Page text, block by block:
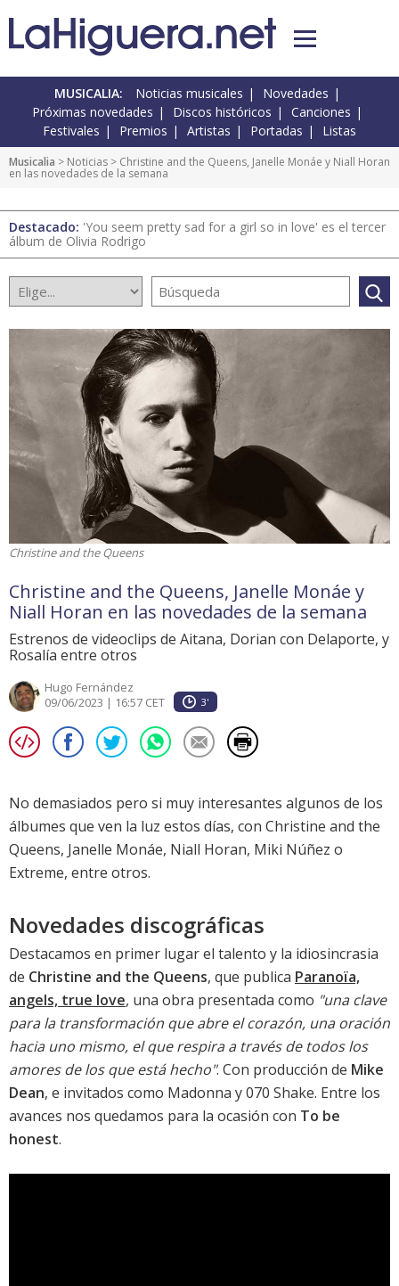
MUSICALIA: Noticias musicales
Novedades
Próximas novedades
Discos históricos
Canciones
Festivales
Premios Artistas Portadas Listas
Musicalia > Noticias > Christine and the Queens, Janelle Monáe y Niall Horan
en las novedades de la semana
Destacado: 'You seem pretty sad for a girl so in love' es el tercer
álbum de Olivia Rodrigo
Christine and the Queens
Christine and the Queens, Janelle Monáe y
Niall Horan en las novedades de la semana
Estrenos de videoclips de Aitana, Dorian con Delaporte, y
Rosalía entre otros
Hugo Fernández
09/06/2023 | 16:57 CET
3'
No demasiados pero si muy interesantes algunos de los
álbumes que ven la luz estos días, con Christine and the
Queens, Janelle Monáe, Niall Horan, Miki Núñez o
Extreme, entre otros.
Novedades discográficas
Destacamos en primer lugar el talento y la idiosincrasia
de Christine and the Queens, que publica Paranoïa,
angels, true love, una obra presentada como "una clave
para la transformación que abre el corazón, una oración
hacia uno mismo, el que respira a través de todos los
amores de los que está hecho". Con producción de Mike
Dean, e invitados como Madonna y 070 Shake. Entre los
avances nos quedamos para la ocasión con To be
honest.